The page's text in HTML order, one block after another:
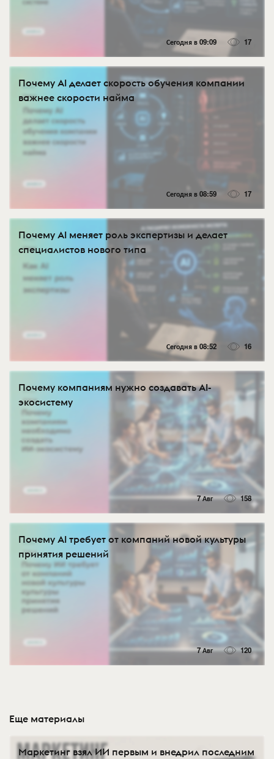
Сегодня в 09:09 17
Почему AI делает скорость обучения компании
важнее скорости найма
Сегодня в 08:59 17
Почему AI меняет роль экспертизы и делает
специалистов нового типа
Сегодня в 08:52 16
Почему компаниям нужно создавать AI-
экосистему
7 Авг 158
Почему AI требует от компаний новой культуры
принятия решений
7 Авг 120
Еще материалы
Маркетинг взял ИИ первым и внедрил последним